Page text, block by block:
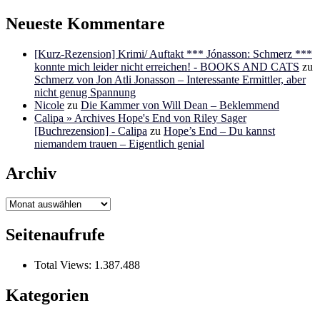
Neueste Kommentare
[Kurz-Rezension] Krimi/ Auftakt *** Jónasson: Schmerz ***
konnte mich leider nicht erreichen! - BOOKS AND CATS zu
Schmerz von Jon Atli Jonasson – Interessante Ermittler, aber
nicht genug Spannung
Nicole zu Die Kammer von Will Dean – Beklemmend
Calipa » Archives Hope's End von Riley Sager
[Buchrezension] - Calipa zu Hope’s End – Du kannst
niemandem trauen – Eigentlich genial
Archiv
Archiv
Seitenaufrufe
Total Views: 1.387.488
Kategorien